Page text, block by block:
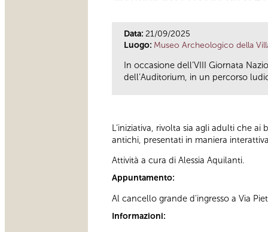
Data: 21/09/2025
Luogo: Museo Archeologico della
In occasione dell’VIII Giornata
dell’Auditorium, in un percorso
L’iniziativa, rivolta sia agli adulti che
antichi, presentati in maniera
Attività a cura di Alessia Aquilanti.
Appuntamento:
Al cancello grande d'ingresso a Via
Informazioni: